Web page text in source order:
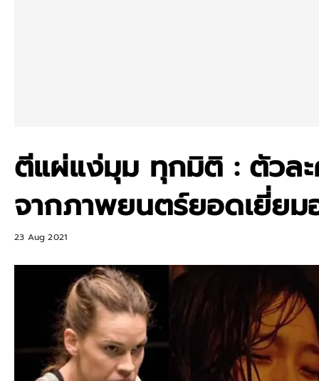
ตีแผ่แง่มุม ทุกมิติ : ตัวล
จากภาพยนตร์ยอดเยี่ยม
23 Aug 2021